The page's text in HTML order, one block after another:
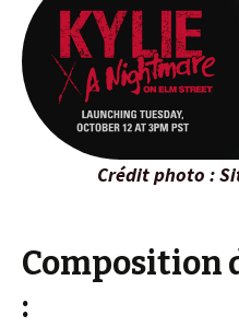
Crédit photo :
Composition
: